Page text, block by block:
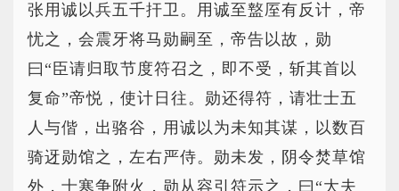
张用诚以兵五千扞卫。用诚至盩厔有反计，帝
忧之，会震牙将马勋嗣至，帝告以故，勋
曰“臣请归取节度符召之，即不受，斩其首以
复命”帝悦，使计日往。勋还得符，请壮士五
人与偕，出骆谷，用诚以为未知其谋，以数百
骑迓勋馆之，左右严侍。勋未发，阴令焚草馆
外，士寒争附火，勋从容引符示之，曰“大夫